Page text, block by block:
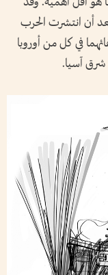
أن انتشرت الحرب
في كل من أوروبا
شرق آسيا.